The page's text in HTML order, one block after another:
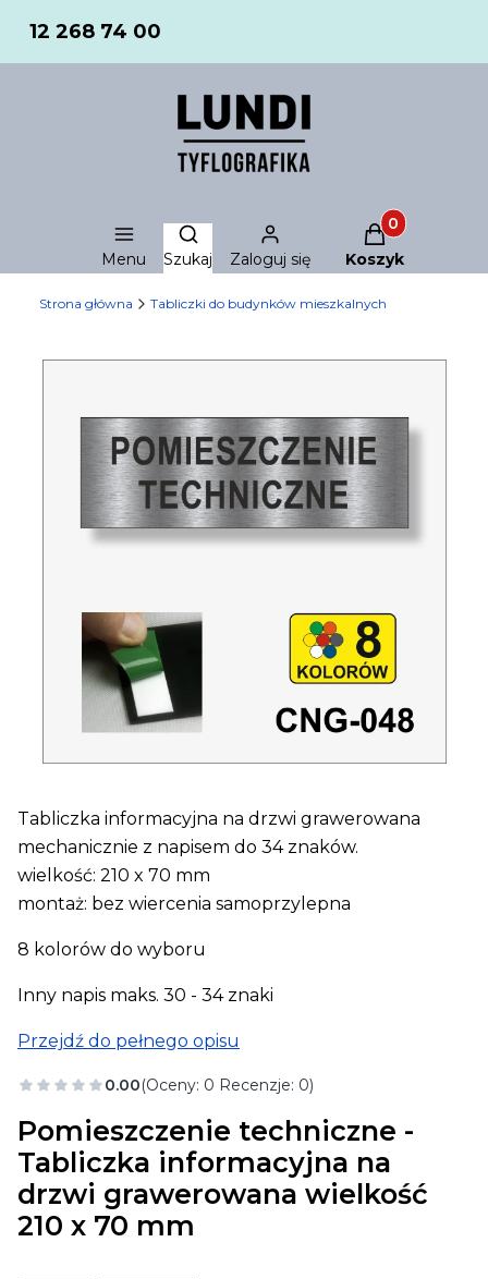
12 268 74 00
Menu
Otwórz wyszukiwarkę
Szukaj Zaloguj się
Produkty w
Koszyk
Strona główna Tabliczki do budynków mieszkalnych
Tabliczka informacyjna na drzwi grawerowana
mechanicznie z napisem do 34 znaków.
wielkość: 210 x 70 mm
montaż: bez wiercenia samoprzylepna
8 kolorów do wyboru
Inny napis maks. 30 - 34 znaki
Przejdź do pełnego opisu
0.00(Oceny: 0 Recenzje: 0)
Pomieszczenie techniczne -
Tabliczka informacyjna na
drzwi grawerowana wielkość
210 x 70 mm